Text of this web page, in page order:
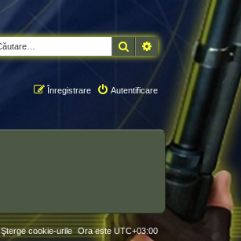
CăutareCăutare avansată
Autentificare
Înregistrare
Ora este UTC+03:00
Şterge cookie-urile